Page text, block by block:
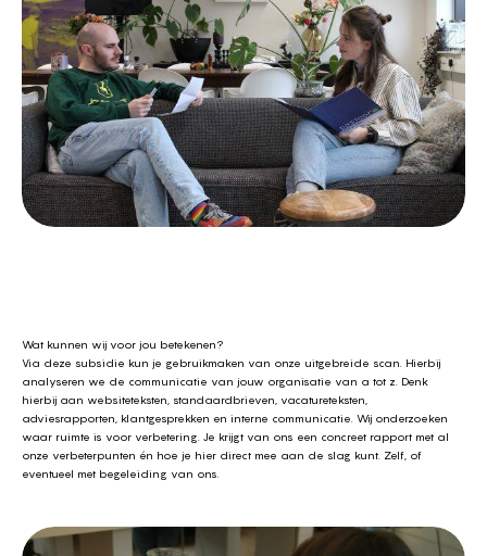
Wat kunnen wij voor jou betekenen?
Via deze subsidie kun je gebruikmaken van onze uitgebreide scan . Hierbij
analyseren we de communicatie van jouw organisatie van a tot z. Denk
hierbij aan websiteteksten, standaardbrieven, vacatureteksten,
adviesrapporten, klantgesprekken en interne communicatie. Wij onderzoeken
waar ruimte is voor verbetering. Je krijgt van ons een concreet rapport met al
onze verbeterpunten én hoe je hier direct mee aan de slag kunt. Zelf, of
eventueel met begeleiding van ons.